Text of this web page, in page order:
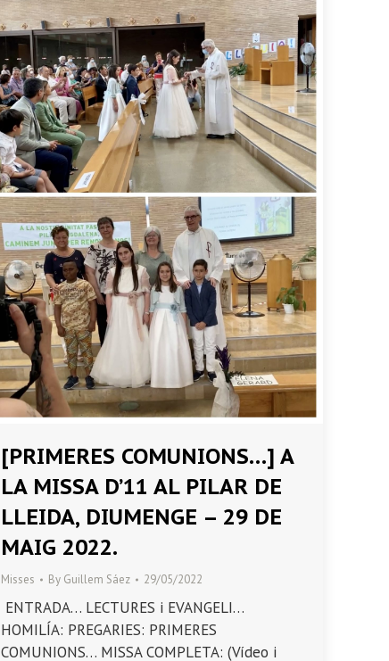
[PRIMERES COMUNIONS…] A
LA MISSA D’11 AL PILAR DE
LLEIDA, DIUMENGE – 29 DE
MAIG 2022.
Misses By Guillem Sáez 29/05/2022
ENTRADA… LECTURES i EVANGELI…
HOMILÍA: PREGARIES: PRIMERES
COMUNIONS… MISSA COMPLETA: (Vídeo i